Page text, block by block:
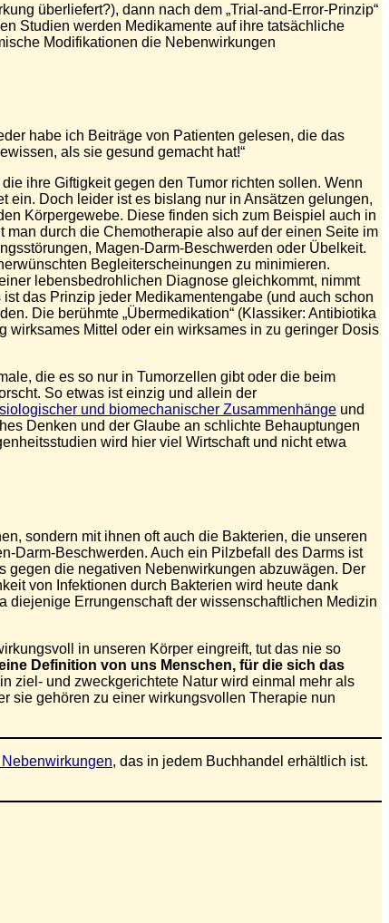
überliefert?), dann nach dem „Trial-and-Error-Prinzip“
Studien werden Medikamente auf ihre tatsächliche
Modifikationen die Nebenwirkungen
habe ich Beiträge von Patienten gelesen, die das
als sie gesund gemacht hat!“
ihre Giftigkeit gegen den Tumor richten sollen. Wenn
ein. Doch leider ist es bislang nur in Ansätzen gelungen,
Körpergewebe. Diese finden sich zum Beispiel auch in
durch die Chemotherapie also auf der einen Seite im
Magen-Darm-Beschwerden oder Übelkeit.
Begleiterscheinungen zu minimieren.
lebensbedrohlichen Diagnose gleichkommt, nimmt
das Prinzip jeder Medikamentengabe (und auch schon
Die berühmte „Übermedikation“ (Klassiker: Antibiotika
Mittel oder ein wirksames in zu geringer Dosis
die es so nur in Tumorzellen gibt oder die beim
So etwas ist einzig und allein der
und biomechanischer Zusammenhänge und
Denken und der Glaube an schlichte Behauptungen
wird hier viel Wirtschaft und nicht etwa
sondern mit ihnen oft auch die Bakterien, die unseren
Darm-Beschwerden. Auch ein Pilzbefall des Darms ist
gegen die negativen Nebenwirkungen abzuwägen. Der
von Infektionen durch Bakterien wird heute dank
diejenige Errungenschaft der wissenschaftlichen Medizin
in unseren Körper eingreift, tut das nie so
Definition von uns Menschen, für die sich das
ziel- und zweckgerichtete Natur wird einmal mehr als
sie gehören zu einer wirkungsvollen Therapie nun
, das in jedem Buchhandel erhältlich ist.